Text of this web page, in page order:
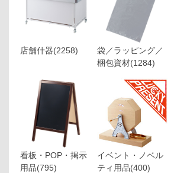
店舗什器(2258)
袋／ラッピング／
梱包資材(1284)
看板・POP・掲示
用品(795)
イベント・ノベル
ティ用品(400)